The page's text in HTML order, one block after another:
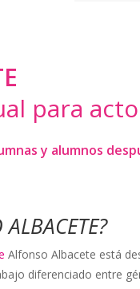
para
y alumnos
Alfonso Albacete está
diferenciado entre